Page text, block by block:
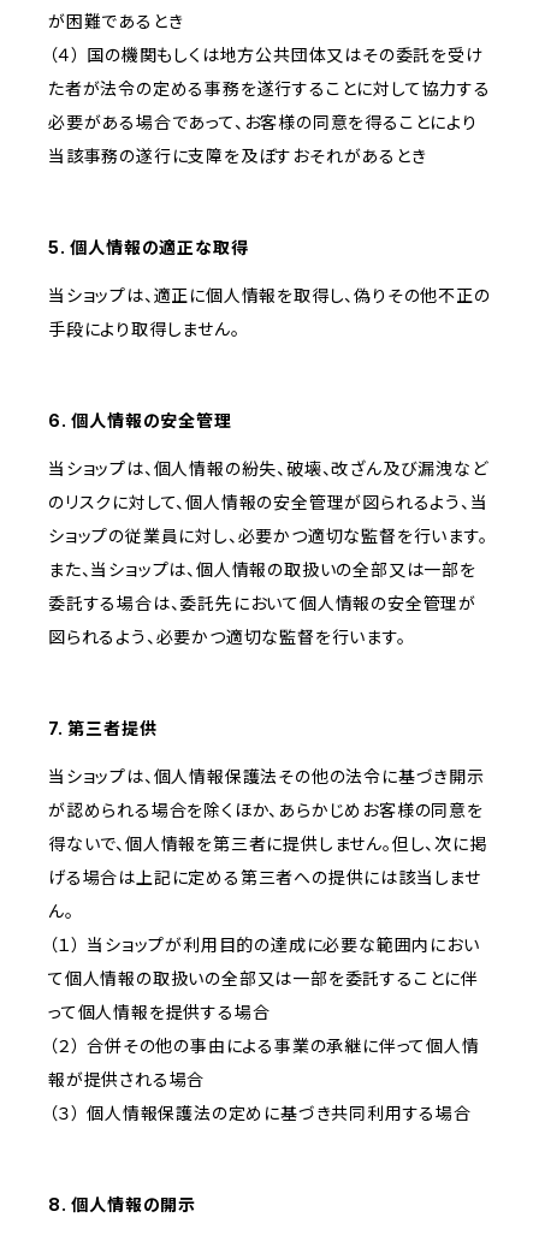
が困難であるとき
（４） 国の機関もしくは地方公共団体又はその委託を受け
た者が法令の定める事務を遂行することに対して協力する
必要がある場合であって、お客様の同意を得ることにより
当該事務の遂行に支障を及ぼすおそれがあるとき
5. 個人情報の適正な取得
当ショップは、適正に個人情報を取得し、偽りその他不正の
手段により取得しません。
6. 個人情報の安全管理
当ショップは、個人情報の紛失、破壊、改ざん及び漏洩など
のリスクに対して、個人情報の安全管理が図られるよう、当
ショップの従業員に対し、必要かつ適切な監督を行います。
また、当ショップは、個人情報の取扱いの全部又は一部を
委託する場合は、委託先において個人情報の安全管理が
図られるよう、必要かつ適切な監督を行います。
7. 第三者提供
当ショップは、個人情報保護法その他の法令に基づき開示
が認められる場合を除くほか、あらかじめお客様の同意を
得ないで、個人情報を第三者に提供しません。但し、次に掲
げる場合は上記に定める第三者への提供には該当しませ
ん。
（１） 当ショップが利用目的の達成に必要な範囲内におい
て個人情報の取扱いの全部又は一部を委託することに伴
って個人情報を提供する場合
（２） 合併その他の事由による事業の承継に伴って個人情
報が提供される場合
（３） 個人情報保護法の定めに基づき共同利用する場合
8. 個人情報の開示